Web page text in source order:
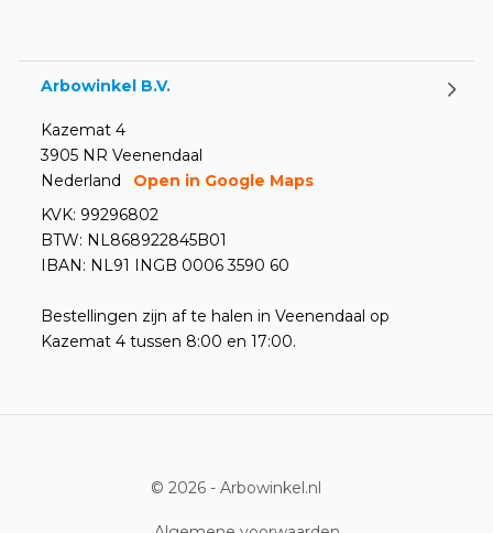
Arbowinkel B.V.
Kazemat 4
3905 NR Veenendaal
Nederland
Open in Google Maps
KVK: 99296802
BTW: NL868922845B01
IBAN: NL91 INGB 0006 3590 60
Bestellingen zijn af te halen in Veenendaal op
Kazemat 4 tussen 8:00 en 17:00.
© 2026 - Arbowinkel.nl